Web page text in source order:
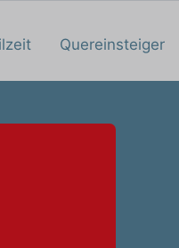
Quereinsteiger